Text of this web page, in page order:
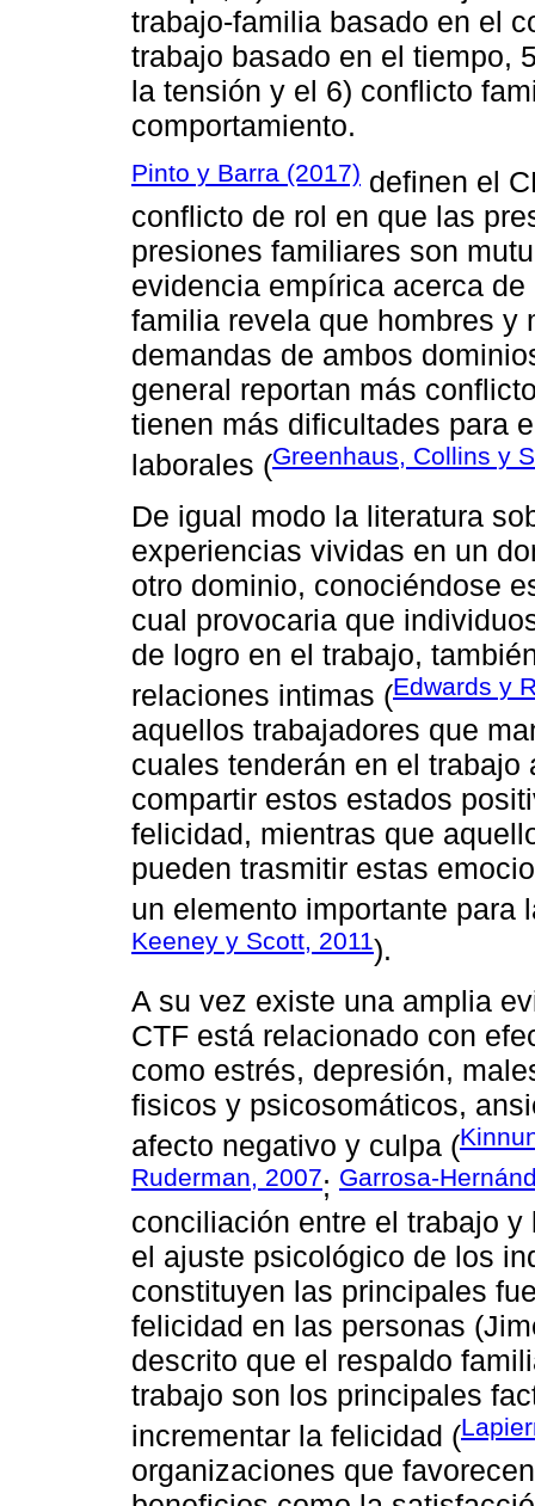
trabajo-familia basado en el
trabajo basado en el tiempo,
la tensión y el 6) conflicto
comportamiento.
Pinto y Barra (2017) definen el
conflicto de rol en que las
presiones familiares son
evidencia empírica acerca
familia revela que hombres y
demandas de ambos
general reportan más
tienen más dificultades para
laborales (Greenhaus, Collins y
De igual modo la literatura
experiencias vividas en un
otro dominio, conociéndose
cual provocaria que
de logro en el trabajo,
relaciones intimas (Edwards y
aquellos trabajadores que
cuales tenderán en el
compartir estos estados
felicidad, mientras que
pueden trasmitir estas
un elemento importante para
Keeney y Scott, 2011).
A su vez existe una amplia
CTF está relacionado con
como estrés, depresión,
fisicos y psicosomáticos,
afecto negativo y culpa (
Ruderman, 2007; Garrosa-
conciliación entre el trabajo
el ajuste psicológico de los
constituyen las principales
felicidad en las personas
descrito que el respaldo
trabajo son los principales
incrementar la felicidad (
organizaciones que